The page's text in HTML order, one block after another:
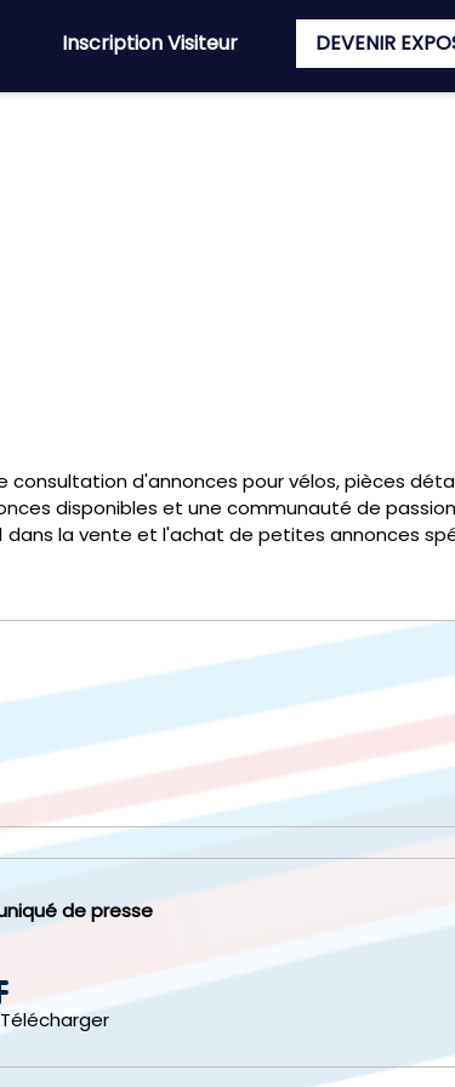
Inscription Visiteur DEVENIR
d'annonces pour vélos, pièces
disponibles et une communauté de
dans la vente et l'achat de petites annonces
de presse
Télécharger